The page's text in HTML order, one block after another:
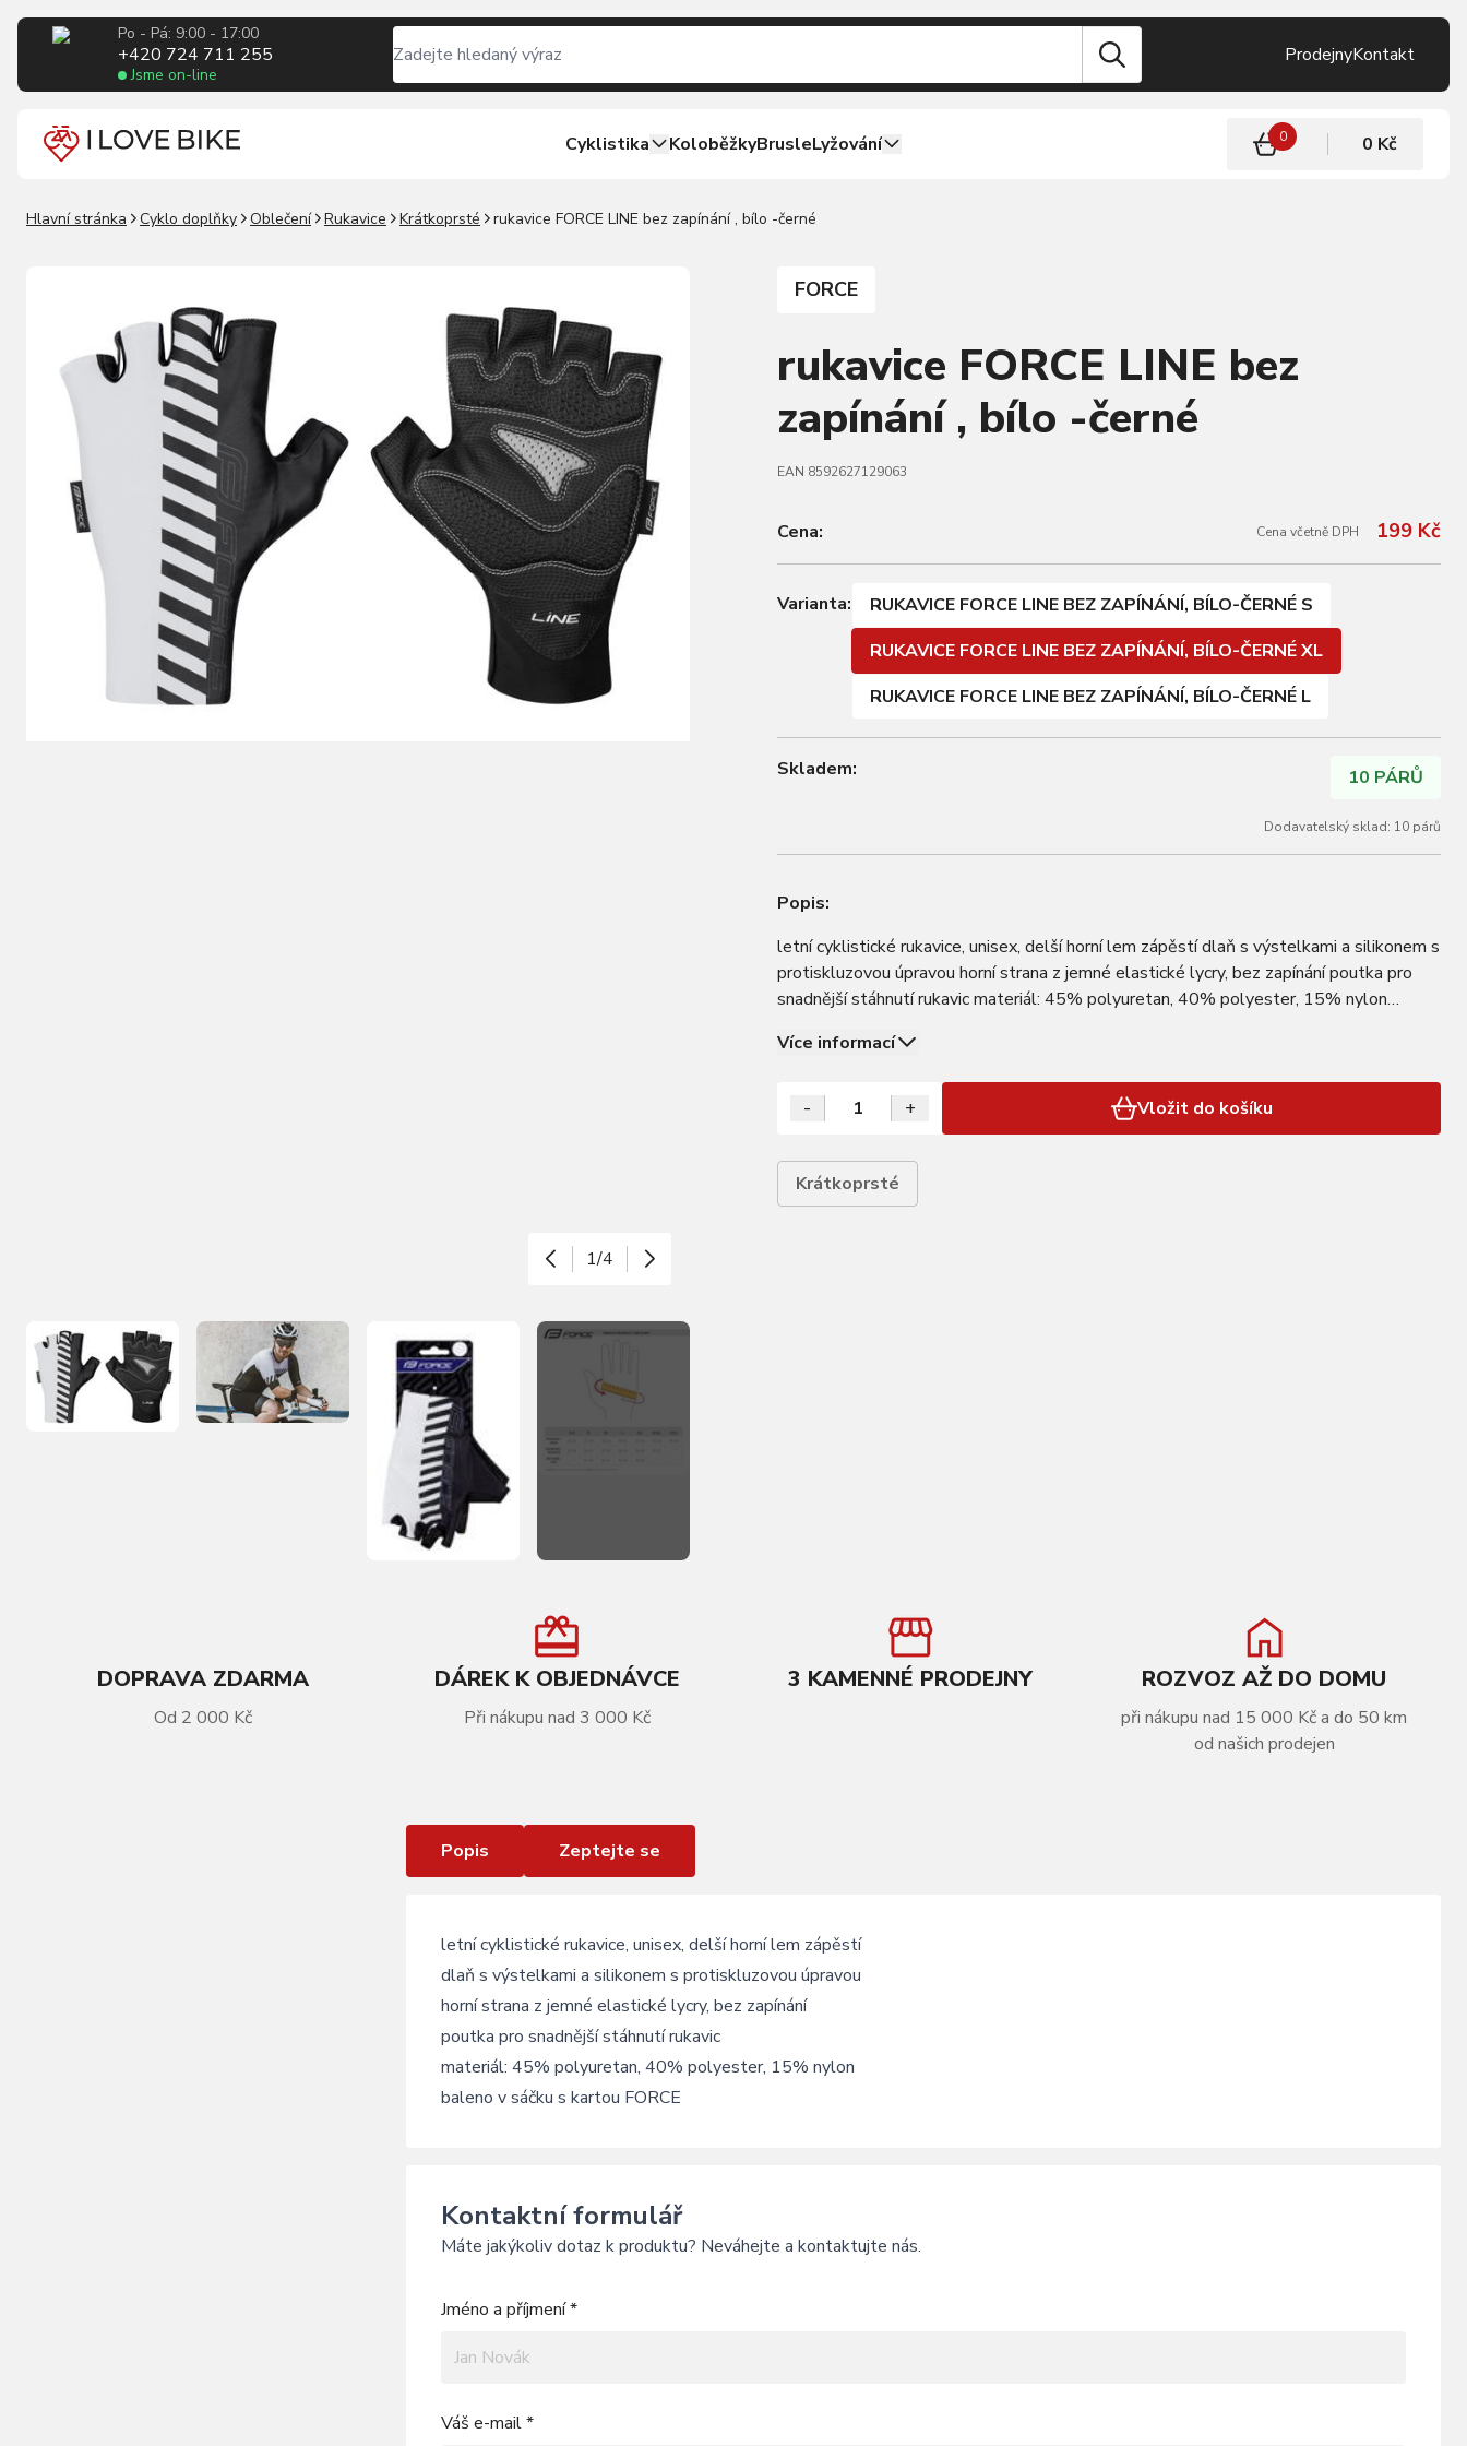
Po - Pá: 9:00 - 17:00
+420 724 711 255
Jsme on-line
ProdejnyKontakt
Cyklistika KoloběžkyBrusleLyžování 0 0 Kč
Hlavní stránka Cyklo doplňky Oblečení Rukavice Krátkoprsté rukavice FORCE LINE bez zapínání , bílo -černé
1/4
FORCE
rukavice FORCE LINE bez
zapínání , bílo -černé
EAN 8592627129063
Cena: Cena včetně DPH 199 Kč
Varianta:
RUKAVICE FORCE LINE BEZ ZAPÍNÁNÍ, BÍLO-ČERNÉ S
RUKAVICE FORCE LINE BEZ ZAPÍNÁNÍ, BÍLO-ČERNÉ XL
RUKAVICE FORCE LINE BEZ ZAPÍNÁNÍ, BÍLO-ČERNÉ L
Skladem: 10 PÁRŮ
Dodavatelský sklad: 10 párů
Popis:
letní cyklistické rukavice, unisex, delší horní lem zápěstí dlaň s výstelkami a silikonem s
protiskluzovou úpravou horní strana z jemné elastické lycry, bez zapínání poutka pro
snadnější stáhnutí rukavic materiál: 45% polyuretan, 40% polyester, 15% nylon
Více informací
- + Vložit do košíku
Krátkoprsté
DOPRAVA ZDARMA
Od 2 000 Kč
DÁREK K OBJEDNÁVCE
Při nákupu nad 3 000 Kč
3 KAMENNÉ PRODEJNY ROZVOZ AŽ DO DOMU
při nákupu nad 15 000 Kč a do 50 km
od našich prodejen
VÍCE INFORMACÍ
Popis Zeptejte se
letní cyklistické rukavice, unisex, delší horní lem zápěstí
dlaň s výstelkami a silikonem s protiskluzovou úpravou
horní strana z jemné elastické lycry, bez zapínání
poutka pro snadnější stáhnutí rukavic
materiál: 45% polyuretan, 40% polyester, 15% nylon
baleno v sáčku s kartou FORCE
Kontaktní formulář
Máte jakýkoliv dotaz k produktu? Neváhejte a kontaktujte nás.
Jméno a příjmení *
Váš e-mail *